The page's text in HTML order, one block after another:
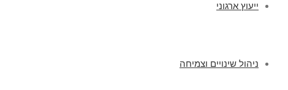
ייעוץ ארגוני
ניהול שינויים וצמיחה